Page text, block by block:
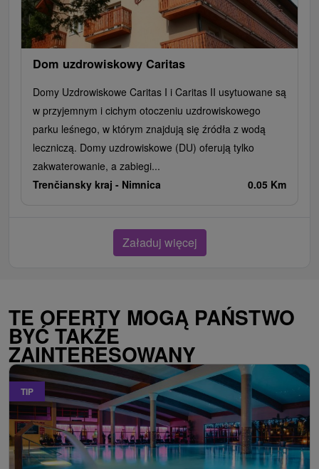
Dom uzdrowiskowy Caritas
Domy Uzdrowiskowe Caritas I i Caritas II usytuowane są
w przyjemnym i cichym otoczeniu uzdrowiskowego
parku leśnego, w którym znajdują się źródła z wodą
leczniczą. Domy uzdrowiskowe (DU) oferują tylko
zakwaterowanie, a zabiegi...
Trenčiansky kraj - Nimnica 0.05 Km
Załaduj więcej
TE OFERTY MOGĄ PAŃSTWO
BYĆ TAKŻE
ZAINTERESOWANY
TIP